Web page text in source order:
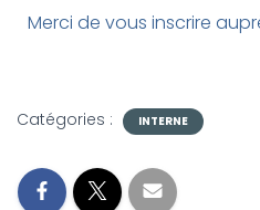
Merci de vous inscrire
Catégories : INTERNE